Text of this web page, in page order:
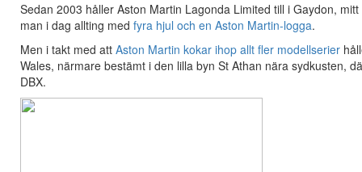
Sedan 2003 håller Aston Martin Lagonda Limited till i Gaydon,
man i dag allting med fyra hjul och en Aston Martin-logga.
Men i takt med att Aston Martin kokar ihop allt fler modellserier
Wales, närmare bestämt i den lilla byn St Athan nära sydkusten,
DBX.